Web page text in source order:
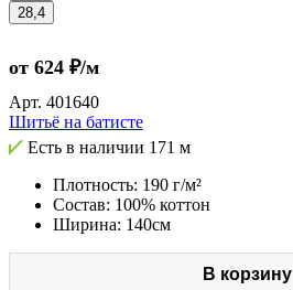
28,4
от 624 ₽/м
Арт. 401640
Шитьё на батисте
Есть в наличии 171 м
Плотность: 190 г/м²
Состав: 100% коттон
Ширина: 140см
В корзину